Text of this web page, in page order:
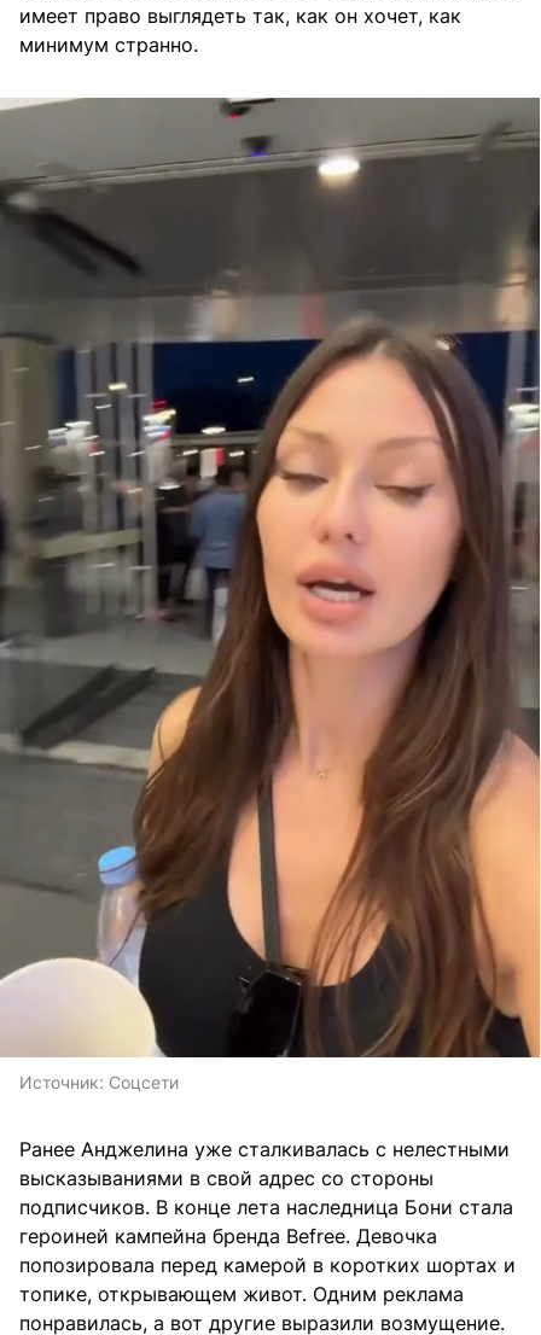
имеет право выглядеть так, как он хочет, как
минимум странно.
Источник: Соцсети
Ранее Анджелина уже сталкивалась с нелестными
высказываниями в свой адрес со стороны
подписчиков. В конце лета наследница Бони стала
героиней кампейна бренда Befree. Девочка
попозировала перед камерой в коротких шортах и
топике, открывающем живот. Одним реклама
понравилась, а вот другие выразили возмущение.